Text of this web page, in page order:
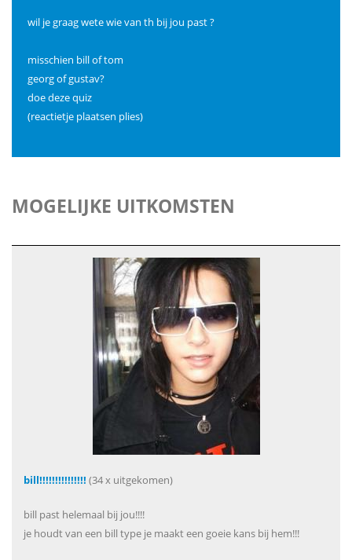
wil je graag wete wie van th bij jou past ?
misschien bill of tom
georg of gustav?
doe deze quiz
(reactietje plaatsen plies)
MOGELIJKE UITKOMSTEN
bill!!!!!!!!!!!!!!! (34 x uitgekomen)
bill past helemaal bij jou!!!!
je houdt van een bill type je maakt een goeie kans bij hem!!!